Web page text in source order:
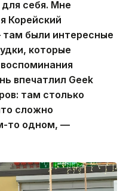
себя. Мне
Корейский
были интересные
которые
впечатлил Geek
там столько
сложно
то одном, —